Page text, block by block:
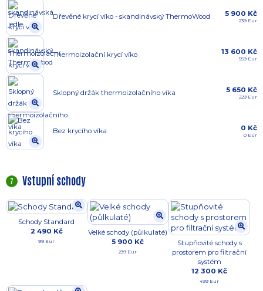
Dřevěné krycí víko - skandinávský ThermoWood 5 900 Kč
239 Eur
Thermoizolační krycí víko 13 600 Kč
559 Eur
Sklopný držák thermoizolačního víka 5 650 Kč
229 Eur
Bez krycího víka 0 Kč
0 Eur
7 Vstupní schody
Schody Standard
2 490 Kč
99 Eur
Velké schody (půlkulaté)
5 900 Kč
239 Eur
Stupňovité schody s
prostorem pro filtrační
systém
12 300 Kč
499 Eur